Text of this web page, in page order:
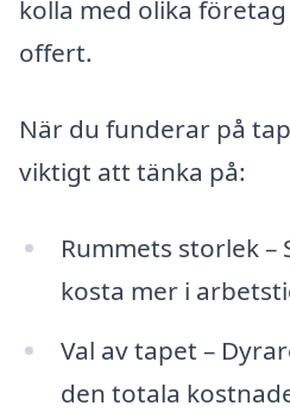
kolla med olika
offert.
När du funderar på
viktigt att tänka på:
Rummets storlek –
kosta mer i
Val av tapet –
den totala